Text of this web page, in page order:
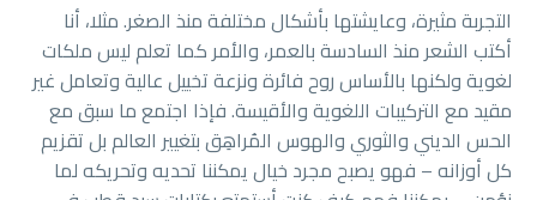
التجربة مثيرة، وعايشتها بأشكال مختلفة منذ الصغر. مثلا، أنا
أكتب الشعر منذ السادسة بالعمر، والأمر كما تعلم ليس ملكات
لغوية ولكنها بالأساس روح فائرة ونزعة تخييل عالية وتعامل غير
مقيد مع التركيبات اللغوية والأقيسة. فإذا اجتمع ما سبق مع
الحس الديني والثوري والهوس المُراهِق بتغيير العالم بل تقزيم
كل أوزانه – فهو يصبح مجرد خيال يمكننا تحديه وتحريكه لما